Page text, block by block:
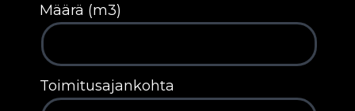
Määrä (m3)
Toimitusajankohta